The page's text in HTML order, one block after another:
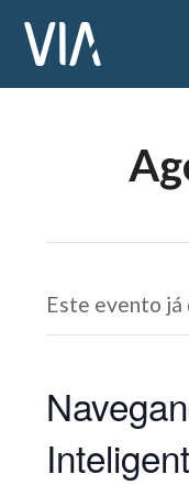
Este evento já